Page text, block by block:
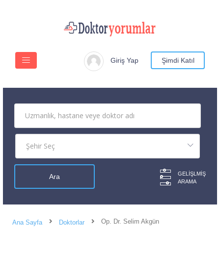
Giriş Yap Şimdi Katıl
GELIŞLMIŞ
ARAMA
Ana Sayfa Doktorlar Op. Dr. Selim Akgün